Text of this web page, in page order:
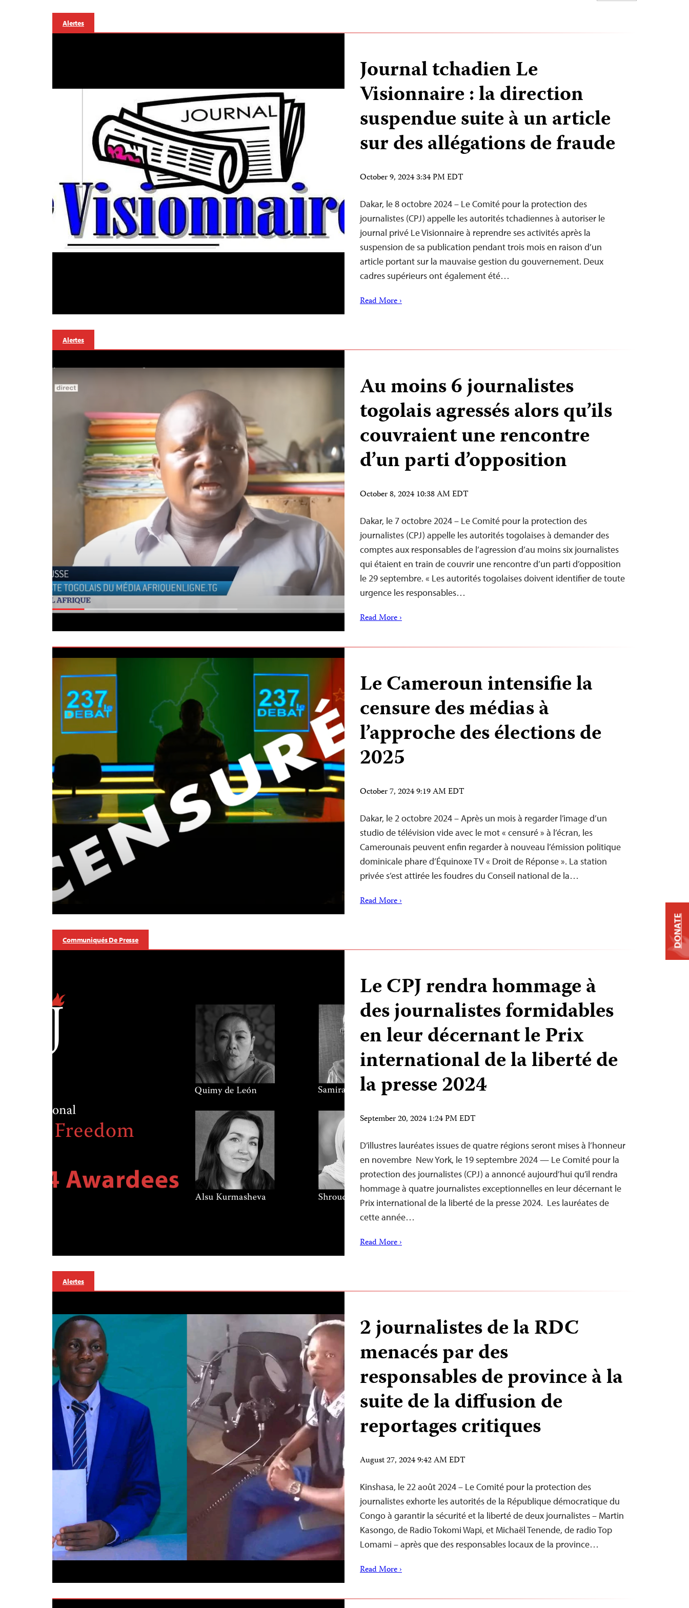
Alertes
Journal tchadien Le
Visionnaire : la direction
suspendue suite à un article
sur des allégations de fraude
October 9, 2024 3:34 PM EDT
Dakar, le 8 octobre 2024 – Le Comité pour la protection des
journalistes (CPJ) appelle les autorités tchadiennes à autoriser le
journal privé Le Visionnaire à reprendre ses activités après la
suspension de sa publication pendant trois mois en raison d’un
article portant sur la mauvaise gestion du gouvernement. Deux
cadres supérieurs ont également été…
Read More ›
Alertes
Au moins 6 journalistes
togolais agressés alors qu’ils
couvraient une rencontre
d’un parti d’opposition
October 8, 2024 10:38 AM EDT
Dakar, le 7 octobre 2024 – Le Comité pour la protection des
journalistes (CPJ) appelle les autorités togolaises à demander des
comptes aux responsables de l’agression d’au moins six journalistes
qui étaient en train de couvrir une rencontre d’un parti d’opposition
le 29 septembre. « Les autorités togolaises doivent identifier de toute
urgence les responsables…
Read More ›
Le Cameroun intensifie la
censure des médias à
l’approche des élections de
2025
October 7, 2024 9:19 AM EDT
Dakar, le 2 octobre 2024 – Après un mois à regarder l’image d’un
studio de télévision vide avec le mot « censuré » à l’écran, les
Camerounais peuvent enfin regarder à nouveau l’émission politique
dominicale phare d’Équinoxe TV « Droit de Réponse ». La station
privée s’est attirée les foudres du Conseil national de la…
Read More ›
Communiqués De Presse
Le CPJ rendra hommage à
des journalistes formidables
en leur décernant le Prix
international de la liberté de
la presse 2024
September 20, 2024 1:24 PM EDT
D’illustres lauréates issues de quatre régions seront mises à l’honneur
en novembre New York, le 19 septembre 2024 — Le Comité pour la
protection des journalistes (CPJ) a annoncé aujourd’hui qu’il rendra
hommage à quatre journalistes exceptionnelles en leur décernant le
Prix international de la liberté de la presse 2024. Les lauréates de
cette année…
Read More ›
Alertes
2 journalistes de la RDC
menacés par des
responsables de province à la
suite de la diffusion de
reportages critiques
August 27, 2024 9:42 AM EDT
Kinshasa, le 22 août 2024 – Le Comité pour la protection des
journalistes exhorte les autorités de la République démocratique du
Congo à garantir la sécurité et la liberté de deux journalistes – Martin
Kasongo, de Radio Tokomi Wapi, et Michaël Tenende, de radio Top
Lomami – après que des responsables locaux de la province…
Read More ›
DONATE